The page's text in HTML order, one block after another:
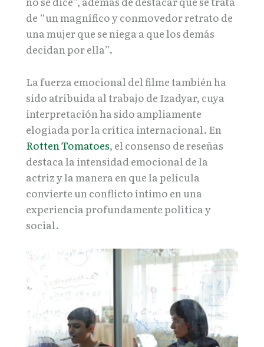
de “un magnífico y conmovedor retrato de
una mujer que se niega a que los demás
decidan por ella”.
La fuerza emocional del filme también ha
sido atribuida al trabajo de Izadyar, cuya
interpretación ha sido ampliamente
elogiada por la crítica internacional. En
Rotten Tomatoes, el consenso de reseñas
destaca la intensidad emocional de la
actriz y la manera en que la película
convierte un conflicto íntimo en una
experiencia profundamente política y
social.